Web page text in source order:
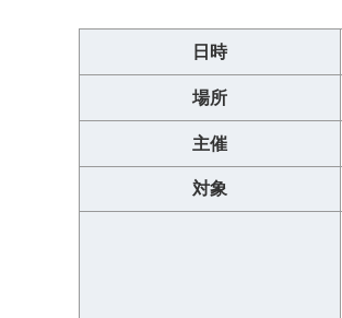
日時
場所
主催
対象